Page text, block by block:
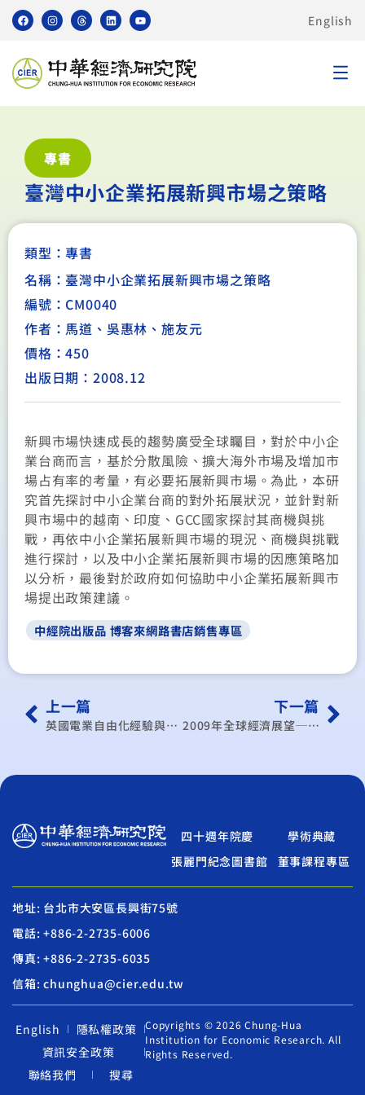
English
專書
臺灣中小企業拓展新興市場之策略
類型：專書
名稱：臺灣中小企業拓展新興市場之策略
編號：CM0040
作者：馬道、吳惠林、施友元
價格：450
出版日期：2008.12
新興市場快速成長的趨勢廣受全球矚目，對於中小企
業台商而言，基於分散風險、擴大海外市場及增加市
場占有率的考量，有必要拓展新興市場。為此，本研
究首先探討中小企業台商的對外拓展狀況，並針對新
興市場中的越南、印度、GCC國家探討其商機與挑
戰，再依中小企業拓展新興市場的現況、商機與挑戰
進行探討，以及中小企業拓展新興市場的因應策略加
以分析，最後對於政府如何協助中小企業拓展新興市
場提出政策建議。
中經院出版品 博客來網路書店銷售專區
上一篇
英國電業自由化經驗與推動績效
下一篇
2009年全球經濟展望─全球經濟大恐慌會再來嗎？
四十週年院慶
學術典藏
張麗門紀念圖書館
董事課程專區
地址: 台北市大安區長興街75號
電話: +886-2-2735-6006
傳真: +886-2-2735-6035
信箱: chunghua@cier.edu.tw
English
隱私權政策
資訊安全政策
聯絡我們
搜尋
Copyrights © 2026 Chung-Hua
Institution for Economic Research. All
Rights Reserved.